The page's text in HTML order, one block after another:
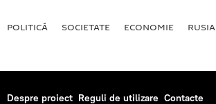
POLITICĂ SOCIETATE ECONOMIE RUSIA
Despre proiect Reguli de utilizare Contacte